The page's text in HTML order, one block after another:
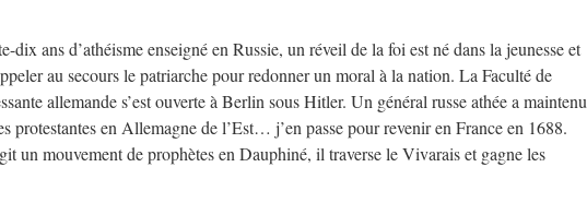
dix ans d’athéisme enseigné en Russie, un réveil de la foi est né dans la jeunesse et
au secours le patriarche pour redonner un moral à la nation. La Faculté de
allemande s’est ouverte à Berlin sous Hitler. Un général russe athée a maintenu
protestantes en Allemagne de l’Est… j’en passe pour revenir en France en 1688.
un mouvement de prophètes en Dauphiné, il traverse le Vivarais et gagne les